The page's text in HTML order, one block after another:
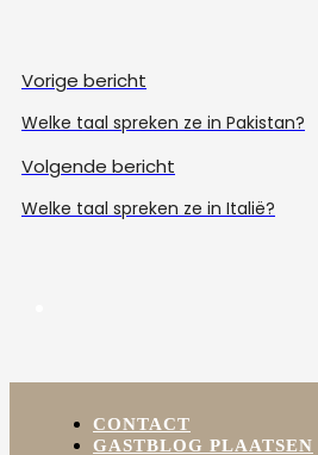
Vorige bericht
Welke taal spreken ze in Pakistan?
Volgende bericht
Welke taal spreken ze in Italië?
CONTACT
GASTBLOG PLAATSEN